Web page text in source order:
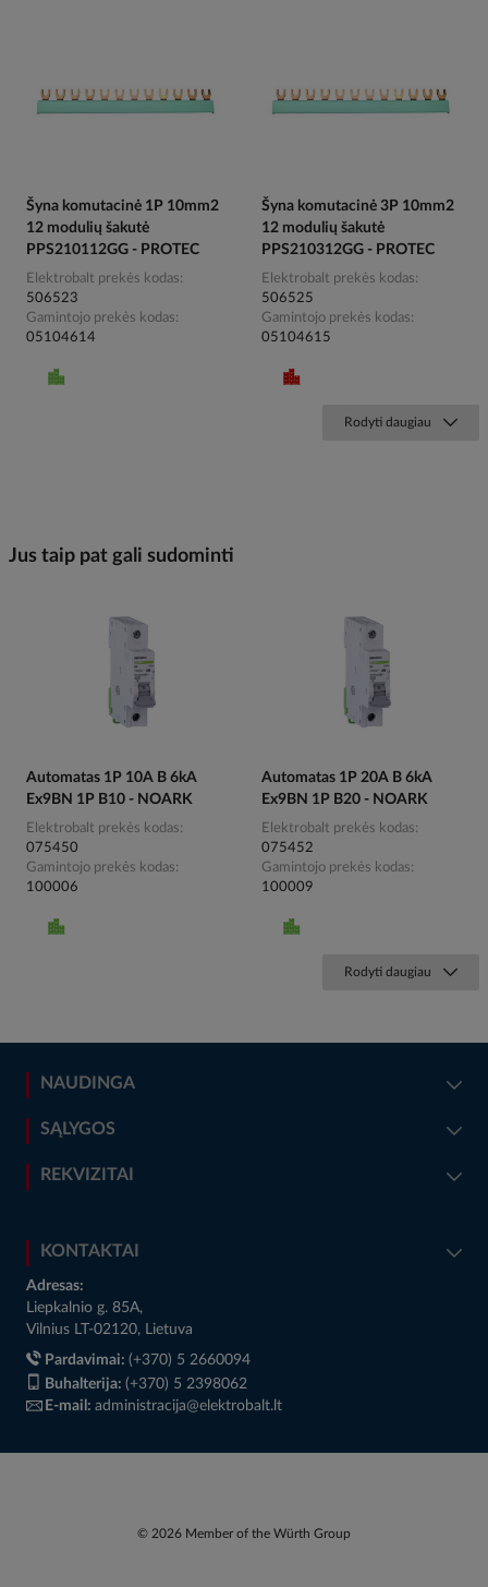
Šyna komutacinė 1P 10mm2
12 modulių šakutė
PPS210112GG - PROTEC
Elektrobalt prekės kodas
506523
Gamintojo prekės kodas
05104614
Šyna komutacinė 3P 10mm2
12 modulių šakutė
PPS210312GG - PROTEC
Elektrobalt prekės kodas
506525
Gamintojo prekės kodas
05104615
Rodyti daugiau
Jus taip pat gali sudominti
Automatas 1P 10A B 6kA
Ex9BN 1P B10 - NOARK
Elektrobalt prekės kodas
075450
Gamintojo prekės kodas
100006
Automatas 1P 20A B 6kA
Ex9BN 1P B20 - NOARK
Elektrobalt prekės kodas
075452
Gamintojo prekės kodas
100009
Rodyti daugiau
NAUDINGA
SĄLYGOS
REKVIZITAI
KONTAKTAI
Adresas:
Liepkalnio g. 85A,
Vilnius LT-02120, Lietuva
Pardavimai: (+370) 5 2660094
Buhalterija: (+370) 5 2398062
E-mail: administracija@elektrobalt.lt
© 2026 Member of the Würth Group